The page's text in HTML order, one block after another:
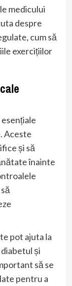
medicului
despre
cum să
exercițiilor
Aceste
și să
înainte
pot ajuta la
și
să se
pentru a